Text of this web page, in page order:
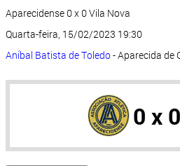
Aparecidense 0 x 0 Vila Nova
Quarta-feira, 15/02/2023 19:30
Aníbal Batista de Toledo- Aparecida de
0 x 0